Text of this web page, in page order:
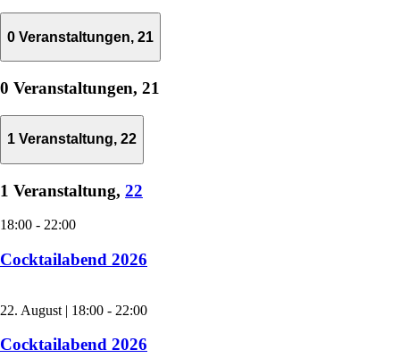
0 Veranstaltungen, 21
0 Veranstaltungen, 21
1 Veranstaltung, 22
1 Veranstaltung, 22
18:00 - 22:00
Cocktailabend 2026
22. August | 18:00 - 22:00
Cocktailabend 2026